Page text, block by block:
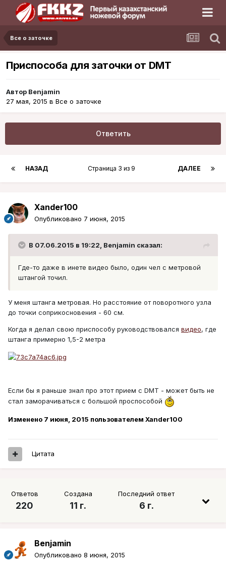
Все о заточке
Приспособа для заточки от DMT
Автор Benjamin
27 мая, 2015 в Все о заточке
Ответить
НАЗАД ДАЛЕЕ
Страница 3 из 9
Xander100
Опубликовано 7 июня, 2015
В 07.06.2015 в 19:22, Benjamin сказал:
Где-то даже в инете видео было, один чел с метровой
штангой точил.
У меня штанга метровая. Но расстояние от поворотного узла
до точки соприкосновения - 60 см.
Когда я делал свою приспособу руководствовался видео, где
штанга примерно 1,5-2 метра
Если бы я раньше знал про этот прием с DMT - может быть не
стал заморачиваться с большой проспособой
Изменено 7 июня, 2015 пользователем Xander100
Цитата
Ответов
220
Создана
11 г.
Последний ответ
6 г.
Benjamin
Опубликовано 8 июня, 2015